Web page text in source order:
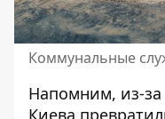
Коммунальные
Напомним, из-за
Киева